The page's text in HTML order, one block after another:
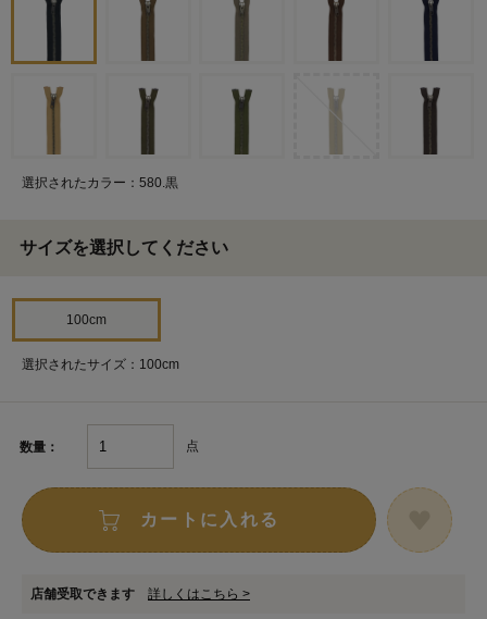
選択されたカラー：580.黒
サイズを選択してください
100cm
選択されたサイズ：100cm
数量： 点
カートに入れる
店舗受取できます 詳しくはこちら >